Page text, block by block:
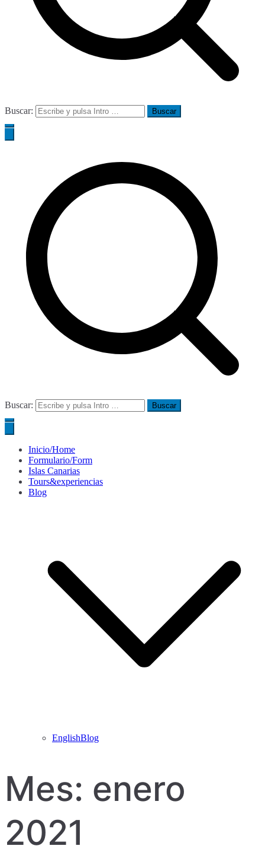
Buscar:
Buscar:
Inicio/Home
Formulario/Form
Islas Canarias
Tours&experiencias
Blog
EnglishBlog
Mes: enero
2021